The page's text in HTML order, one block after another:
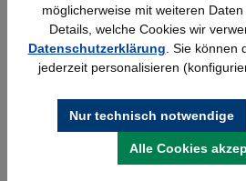
Wandschiene lichtgrau
25,23 €*
möglicherweise mit weiteren
Details, welche Cookies wir
Datenschutzerklärung . Sie können
jederzeit personalisieren
Nur technisch notwendige
Alle Cookies